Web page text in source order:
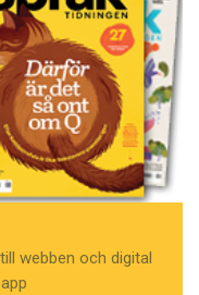
webben och digital